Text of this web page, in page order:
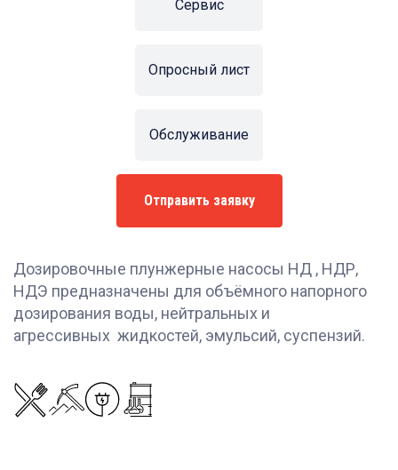
Сервис
Опросный лист
Обслуживание
Отправить заявку
Дозировочные плунжерные насосы НД , НДР,
НДЭ предназначены для объёмного напорного
дозирования воды, нейтральных и
агрессивных жидкостей, эмульсий, суспензий.